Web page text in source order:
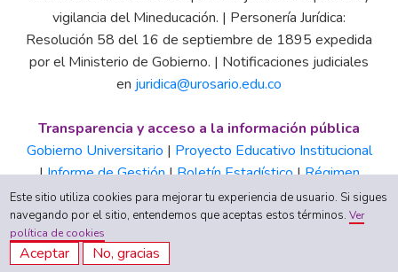
vigilancia del Mineducación. | Personería Jurídica:
Resolución 58 del 16 de septiembre de 1895 expedida
por el Ministerio de Gobierno. | Notificaciones judiciales
en juridica@urosario.edu.co
Transparencia y acceso a la información pública
Gobierno Universitario | Proyecto Educativo Institucional
|Informe de Gestión|Boletín Estadístico|Régimen
Tributario|Estados Financieros |Código de Ética| Canal
de Integridad UR
Este sitio utiliza cookies para mejorar tu experiencia de usuario. Si sigues
navegando por el sitio, entendemos que aceptas estos términos.Ver
política de cookies
Aceptar No, gracias